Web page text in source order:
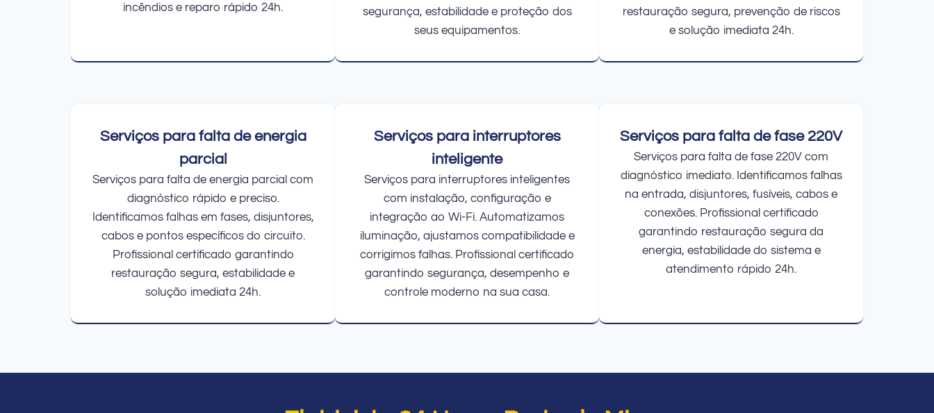
incêndios e reparo rápido 24h.
segurança, estabilidade e proteção dos
seus equipamentos.
restauração segura, prevenção de riscos
e solução imediata 24h.
Serviços para falta de energia
parcial
Serviços para falta de energia parcial com
diagnóstico rápido e preciso.
Identificamos falhas em fases, disjuntores,
cabos e pontos específicos do circuito.
Profissional certificado garantindo
restauração segura, estabilidade e
solução imediata 24h.
Serviços para interruptores
inteligente
Serviços para interruptores inteligentes
com instalação, configuração e
integração ao Wi-Fi. Automatizamos
iluminação, ajustamos compatibilidade e
corrigimos falhas. Profissional certificado
garantindo segurança, desempenho e
controle moderno na sua casa.
Serviços para falta de fase 220V
Serviços para falta de fase 220V com
diagnóstico imediato. Identificamos falhas
na entrada, disjuntores, fusíveis, cabos e
conexões. Profissional certificado
garantindo restauração segura da
energia, estabilidade do sistema e
atendimento rápido 24h.